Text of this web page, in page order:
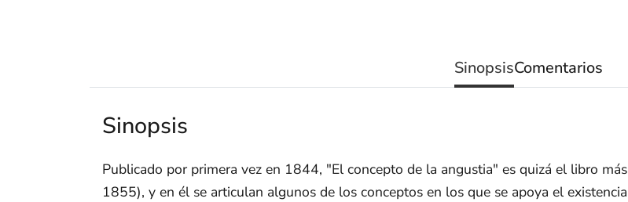
SinopsisComentarios
Sinopsis
Publicado por primera vez en 1844, "El concepto de la angustia" es quizá el libro
1855), y en él se articulan algunos de los conceptos en los que se apoya el